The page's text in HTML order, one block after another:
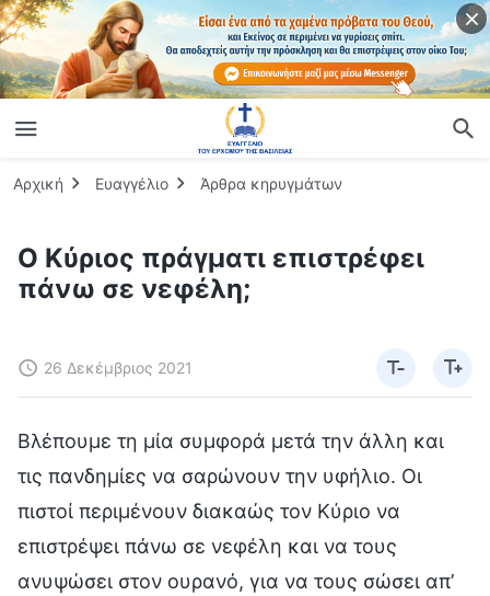
Αρχική Ευαγγέλιο Άρθρα κηρυγμάτων
Ο Κύριος πράγματι επιστρέφει
πάνω σε νεφέλη;
26 Δεκέμβριος 2021
Βλέπουμε τη μία συμφορά μετά την άλλη και
τις πανδημίες να σαρώνουν την υφήλιο. Οι
πιστοί περιμένουν διακαώς τον Κύριο να
επιστρέψει πάνω σε νεφέλη και να τους
ανυψώσει στον ουρανό, για να τους σώσει απ’